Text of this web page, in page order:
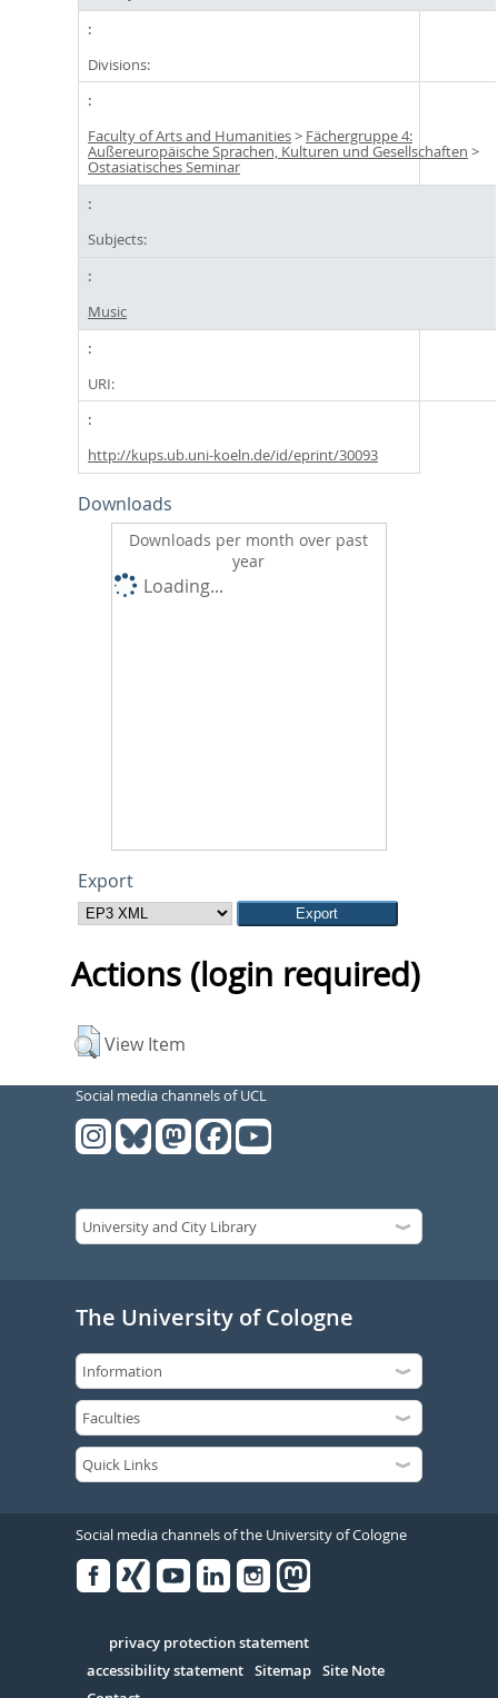
Divisions:
Faculty of Arts and Humanities> Fächergruppe 4:
Außereuropäische Sprachen, Kulturen und Gesellschaften >
Ostasiatisches Seminar
Subjects:
Music
URI:
http://kups.ub.uni-koeln.de/id/eprint/30093
Downloads
Downloads per month over past
year
Loading...
Export
Actions (login required)
View Item
Social media channels of UCL
The University of Cologne
Social media channels of the University of Cologne
Serivce
privacy protection statement
accessibility statement Sitemap Site Note